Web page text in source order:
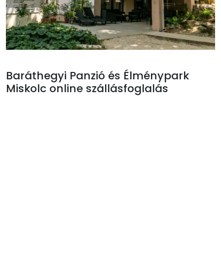
Baráthegyi Panzió és Élménypark
Miskolc online szállásfoglalás